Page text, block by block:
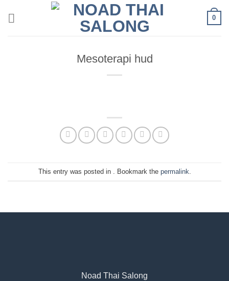
0
Mesoterapi hud
This entry was posted in . Bookmark the permalink
Noad Thai Salong